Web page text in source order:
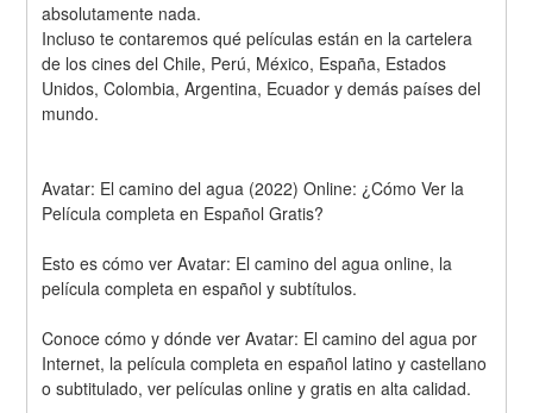
absolutamente nada.
Incluso te contaremos qué películas están en la cartelera
de los cines del Chile, Perú, México, España, Estados
Unidos, Colombia, Argentina, Ecuador y demás países del
mundo.
Avatar: El camino del agua (2022) Online: ¿Cómo Ver la
Película completa en Español Gratis?
Esto es cómo ver Avatar: El camino del agua online, la
película completa en español y subtítulos.
Conoce cómo y dónde ver Avatar: El camino del agua por
Internet, la película completa en español latino y castellano
o subtitulado, ver películas online y gratis en alta calidad.